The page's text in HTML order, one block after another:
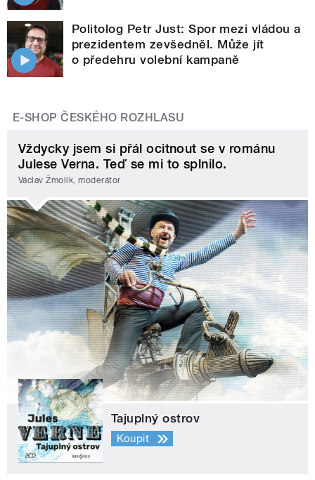
Politolog Petr Just: Spor mezi vládou a
prezidentem zevšedněl. Může jít
o předehru volební kampaně
E-SHOP ČESKÉHO ROZHLASU
Vždycky jsem si přál ocitnout se v románu
Julese Verna. Teď se mi to splnilo.
Václav Žmolík, moderátor
Tajuplný ostrov
Koupit